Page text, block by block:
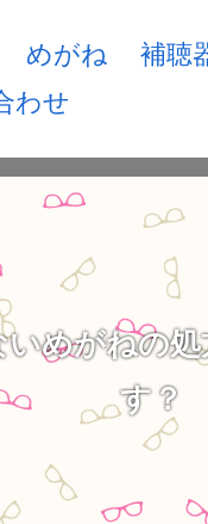
めがね 補聴
わせ
めがねの
す？